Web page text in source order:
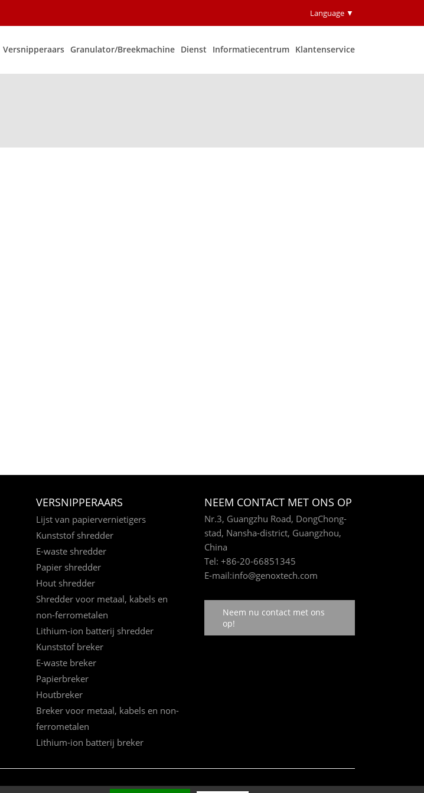
Language ▼
Versnipperaars Granulator/Breekmachine Dienst Informatiecentrum Klantenservice
VERSNIPPERAARS
Lijst van papiervernietigers
Kunststof shredder
E-waste shredder
Papier shredder
Hout shredder
Shredder voor metaal, kabels en
non-ferrometalen
Lithium-ion batterij shredder
Kunststof breker
E-waste breker
Papierbreker
Houtbreker
Breker voor metaal, kabels en non-
ferrometalen
Lithium-ion batterij breker
NEEM CONTACT MET ONS OP
Nr.3, Guangzhu Road, DongChong-
stad, Nansha-district, Guangzhou,
China
Tel: +86-20-66851345
E-mail:info@genoxtech.com
Neem nu contact met ons
op!